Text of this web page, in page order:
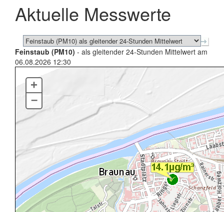
schließen
Aktuelle Messwerte
Feinstaub (PM10) - als gleitender 24-Stunden Mittelwert am
06.08.2026 12:30
+
–